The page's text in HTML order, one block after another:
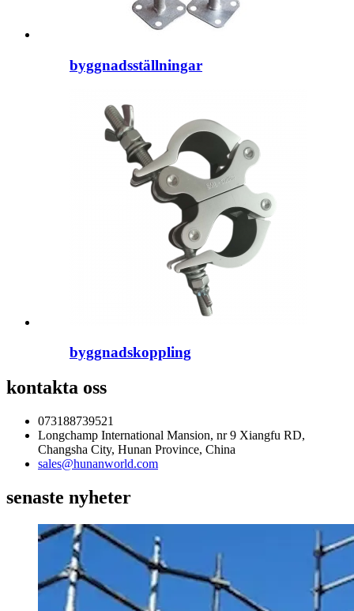
byggnadsställningar
byggnadskoppling
kontakta oss
073188739521
Longchamp International Mansion, nr 9 Xiangfu RD,
Changsha City, Hunan Province, China
sales@hunanworld.com
senaste nyheter